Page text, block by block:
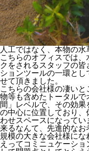
人工ではなく、本物の水
こちらのオフィスでは
クをされるスタッフの
ションツールの一環と
せて頂きました。
こちらの会社様の凄い
物等も含めたトータル
間」レベルで、その効
の中心に位置しており
わせスペースになって
来るなんて、先進的なお
規模の大きな会社様に
えってコミニュケーシ